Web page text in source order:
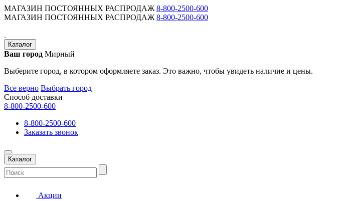
МАГАЗИН ПОСТОЯННЫХ РАСПРОДАЖ 8-800-2500-600
МАГАЗИН ПОСТОЯННЫХ РАСПРОДАЖ 8-800-2500-600
Каталог
Ваш город Мирный
Выберите город, в котором оформляете заказ. Это важно, чтобы увидеть наличие и цены.
Все верно Выбрать город
Способ доставки
8-800-2500-600
8-800-2500-600
Заказать звонок
Каталог
Акции